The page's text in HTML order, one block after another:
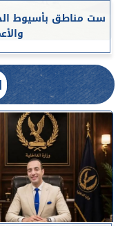
ست مناطق بأسيوط